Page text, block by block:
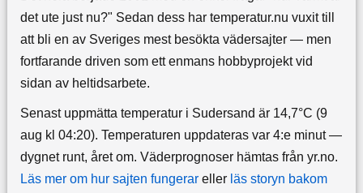
det ute just nu?" Sedan dess har temperatur.nu vuxit till
att bli en av Sveriges mest besökta vädersajter — men
fortfarande driven som ett enmans hobbyprojekt vid
sidan av heltidsarbete.
Senast uppmätta temperatur i Sudersand är 14,7°C (9
aug kl 04:20). Temperaturen uppdateras var 4:e minut —
dygnet runt, året om. Väderprognoser hämtas från yr.no.
Läs mer om hur sajten fungerareller läs storyn bakom